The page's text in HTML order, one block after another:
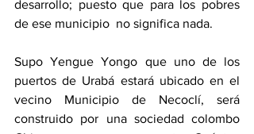
desarrollo; puesto que para los pobres
de ese municipio  no significa nada.
Supo Yengue Yongo que uno de los
puertos de Urabá estará ubicado en el
vecino Municipio de Necoclí, será
construido por una sociedad colombo